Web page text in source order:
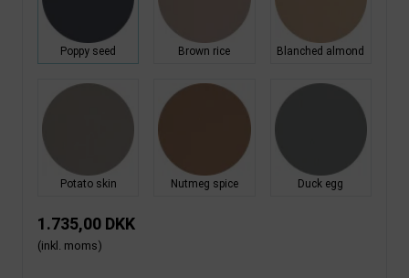
Poppy seed Brown rice Blanched almond
Potato skin Nutmeg spice Duck egg
1.735,00 DKK
(inkl. moms)